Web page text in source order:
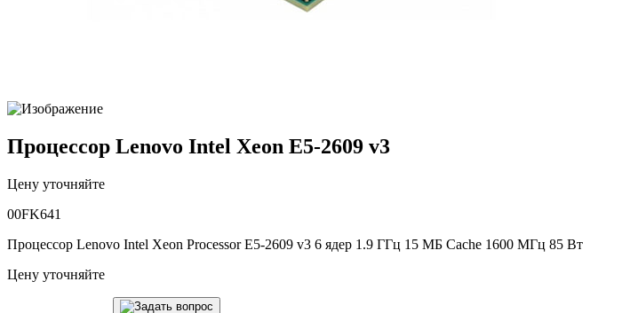
Процессор Lenovo Intel Xeon E5-2609 v3
Цену уточняйте
00FK641
Процессор Lenovo Intel Xeon Processor E5-2609 v3 6 ядер 1.9 ГГц 15 МБ Cache 1600 МГц 85 Вт
Цену уточняйте